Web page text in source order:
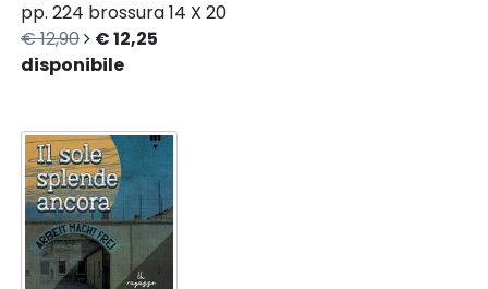
pp. 224 brossura14 X 20
€ 12,90
€ 12,25
disponibile